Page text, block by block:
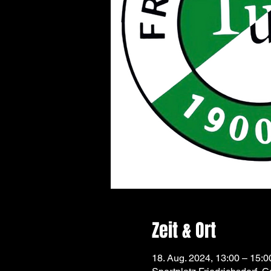
Zeit & Ort
18. Aug. 2024, 13:00 –